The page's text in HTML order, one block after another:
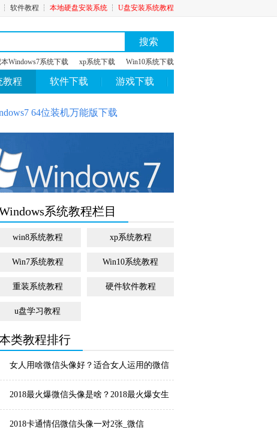
┆ 软件教程 ┆ 本地硬盘安装系统 ┆ U盘安装系统教程
搜索
Windows7系统下载 xp系统下载 Win10系统下载
教程 软件下载 游戏下载
64位装机万能版下载
系统教程栏目
win8系统教程 xp系统教程
Win7系统教程 Win10系统教程
重装系统教程 硬件软件教程
u盘学习教程
类教程排行
女人用啥微信头像好？适合女人运用的微信
头像_微信
2018最火爆微信头像是啥？2018最火爆女生
微...
2018卡通情侣微信头像一对2张_微信